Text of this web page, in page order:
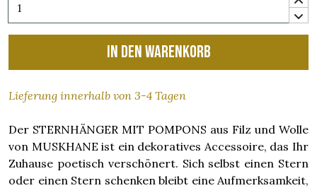
In den Warenkorb
Lieferung innerhalb von 3-4 Tagen
Der STERNHÄNGER MIT POMPONS aus Filz und Wolle
von MUSKHANE ist ein dekoratives Accessoire, das Ihr
Zuhause poetisch verschönert. Sich selbst einen Stern
oder einen Stern schenken bleibt eine Aufmerksamkeit,